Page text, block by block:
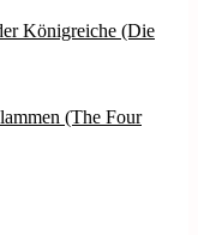
Königreiche (Die
(The Four